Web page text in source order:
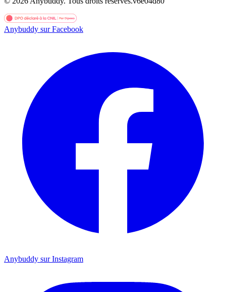
Anybuddy sur Facebook
Anybuddy sur Instagram